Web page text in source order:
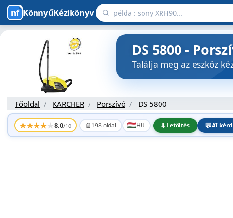
KönnyűKézikönyv
DS 5800 -
Találja meg az eszköz
Főoldal KARCHER Porszívó DS 5800
★★★★★8.0/10 📄 198 oldal HU ⬇Letöltés 💬AI